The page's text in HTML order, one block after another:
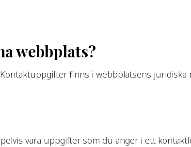
webbplats?
finns i webbplatsens juridiska
vara uppgifter som du anger i ett